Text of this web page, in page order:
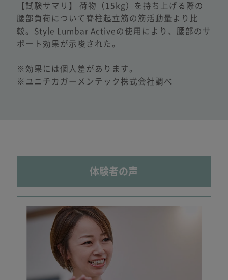
【試験サマリ】 荷物（15kg）を持ち上げる際の
腰部負荷について脊柱起立筋の筋活動量より比
較。Style Lumbar Activeの使用により、腰部のサ
ポート効果が示唆された。
※効果には個人差があります。
※ユニチカガーメンテック株式会社調べ
体験者の声